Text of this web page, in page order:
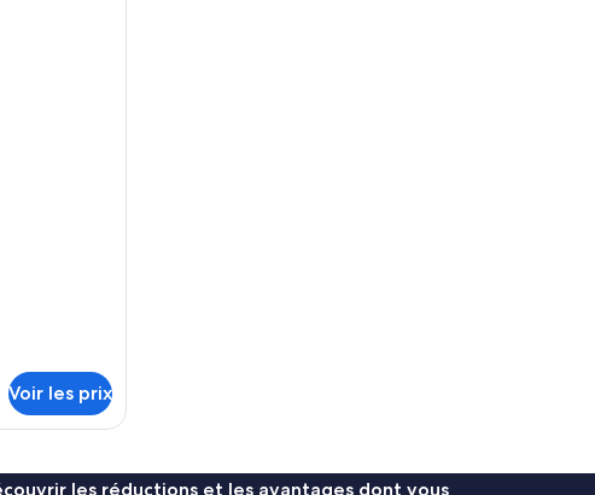
Voir les prix
les réductions et les avantages dont vous